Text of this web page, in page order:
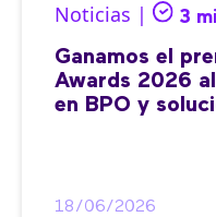
Noticias | 3
Ganamos el
Awards 2026
en BPO y
18/06/2026